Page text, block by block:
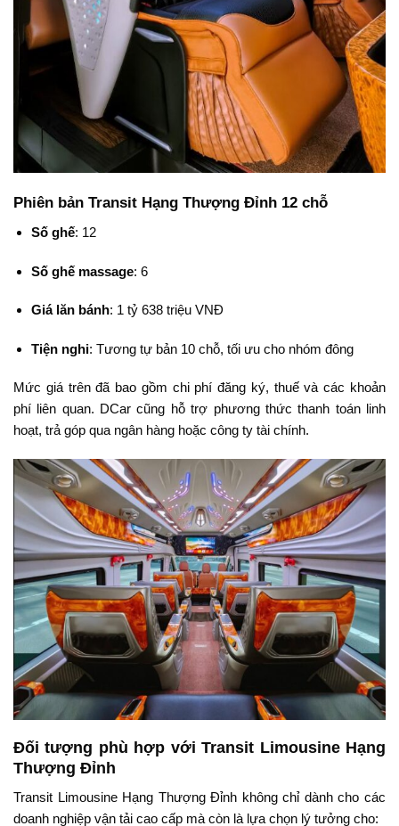
Phiên bản Transit Hạng Thượng Đỉnh 12 chỗ
Số ghế: 12
Số ghế massage: 6
Giá lăn bánh: 1 tỷ 638 triệu VNĐ
Tiện nghi: Tương tự bản 10 chỗ, tối ưu cho nhóm đông
Mức giá trên đã bao gồm chi phí đăng ký, thuế và các khoản
phí liên quan. DCar cũng hỗ trợ phương thức thanh toán linh
hoạt, trả góp qua ngân hàng hoặc công ty tài chính.
Đối tượng phù hợp với Transit Limousine Hạng
Thượng Đỉnh
Transit Limousine Hạng Thượng Đỉnh không chỉ dành cho các
doanh nghiệp vận tải cao cấp mà còn là lựa chọn lý tưởng cho: